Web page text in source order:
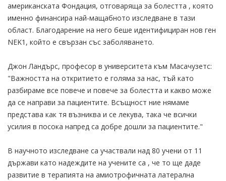
американската Фондация, отговаряща за болестта , която
именно финансира най-мащабното изследване в тази
област. Благодарение на него беше идентифициран нов ген
NEK1, който е свързан със заболяването.
Джон Ландърс, професор в университета към Масачузетс:
"Важността на откритието е голяма за нас, тъй като
разбираме все повече и повече за болестта и какво може
да се направи за пациентите. Всъщност ние нямаме
представа как тя възниква и се лекува, така че всички
усилия в посока напред са добре дошли за пациентите."
В научното изследване са участвали над 80 учени от 11
държави като надеждите на учените са , че то ще даде
развитие в терапията на амиотрофичната латерална